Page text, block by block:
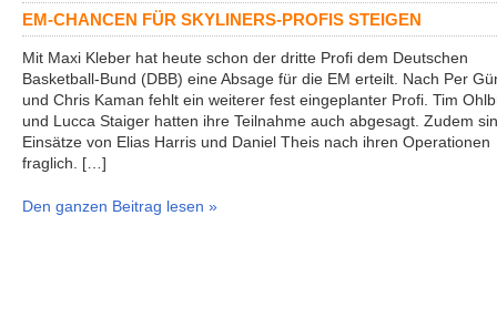
EM-CHANCEN FÜR SKYLINERS-PROFIS STEIGEN
Mit Maxi Kleber hat heute schon der dritte Profi dem Deutschen
Basketball-Bund (DBB) eine Absage für die EM erteilt. Nach Per
und Chris Kaman fehlt ein weiterer fest eingeplanter Profi. Tim
und Lucca Staiger hatten ihre Teilnahme auch abgesagt. Zudem
Einsätze von Elias Harris und Daniel Theis nach ihren Operationen
fraglich. […]
Den ganzen Beitrag lesen »